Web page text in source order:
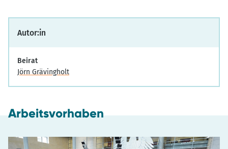
Autor:in
Beirat
Jörn Grävingholt
Arbeitsvorhaben